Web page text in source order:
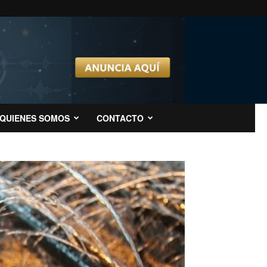
QUIENES SOMOS CONTACTO